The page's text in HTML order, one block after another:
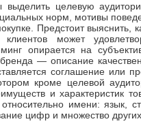
выделить целевую
норм, мотивы
Предстоит выяснить,
может
опирается на
— описание
соглашение или
кроме целевой
и характеристик
имени: язык,
цифр и множество